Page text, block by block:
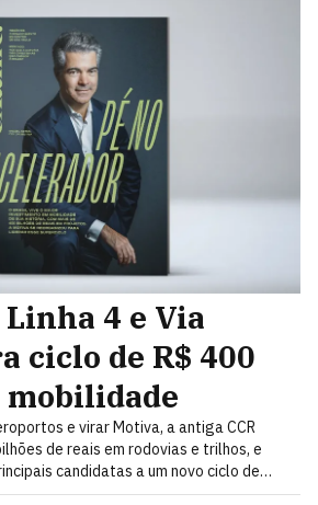
4 e Via
ciclo de R$ 400
e virar Motiva, a antiga CCR
de reais em rodovias e trilhos, e
candidatas a um novo ciclo de
de reais